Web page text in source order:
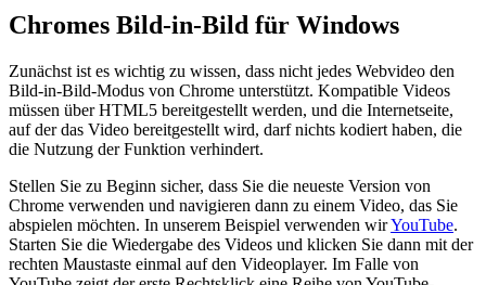
Chromes Bild-in-Bild für Windows
Zunächst ist es wichtig zu wissen, dass nicht jedes Webvideo den
Bild-in-Bild-Modus von Chrome unterstützt. Kompatible Videos
müssen über HTML5 bereitgestellt werden, und die Internetseite,
auf der das Video bereitgestellt wird, darf nichts kodiert haben, die
die Nutzung der Funktion verhindert.
Stellen Sie zu Beginn sicher, dass Sie die neueste Version von
Chrome verwenden und navigieren dann zu einem Video, das Sie
abspielen möchten. In unserem Beispiel verwenden wirYouTube.
Starten Sie die Wiedergabe des Videos und klicken Sie dann mit der
rechten Maustaste einmal auf den Videoplayer. Im Falle von